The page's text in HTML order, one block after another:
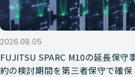
2026.08.05
FUJITSU SPARC M10の延長保守
約の検討期間を第三者保守で確保